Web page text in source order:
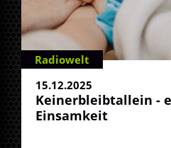
Radiowelt
15.12.2025
Keinerbleibtallein -
Einsamkeit